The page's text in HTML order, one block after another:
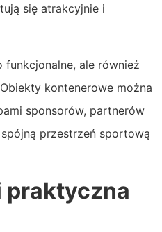
się atrakcyjnie i
ale również
kontenerowe można
sponsorów, partnerów
przestrzeń sportową
praktyczna